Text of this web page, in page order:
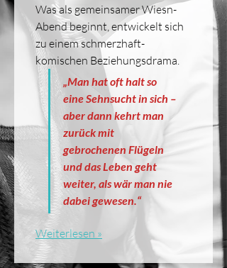
Was als gemeinsamer Wiesn-
Abend beginnt, entwickelt sich
zu einem schmerzhaft-
komischen Beziehungsdrama.
„Man hat oft halt so
eine Sehnsucht in sich –
aber dann kehrt man
zurück mit
gebrochenen Flügeln
und das Leben geht
weiter, als wär man nie
dabei gewesen.“
Weiterlesen »